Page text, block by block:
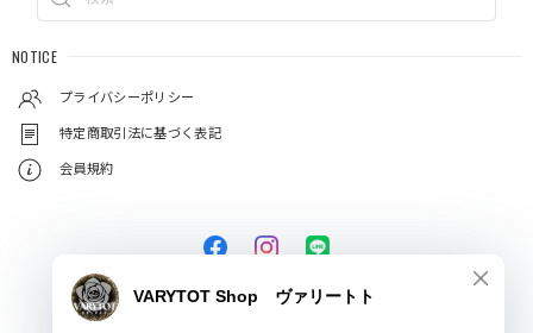
NOTICE
プライバシーポリシー
特定商取引法に基づく表記
会員規約